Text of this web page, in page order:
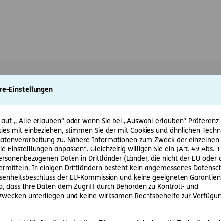
Einstellungen
„ Alle erlauben“ oder wenn Sie bei „Auswahl erlauben“
mit einbeziehen, stimmen Sie der mit Cookies und ähnlichen
zu. Nähere Informationen zum Zweck der einzelnen
Einstelllungen anpassen“. Gleichzeitig willigen Sie ein (Art. 49 Abs. 1
Daten in Drittländer (Länder, die nicht der EU oder
In einigen Drittländern besteht kein angemessenes
der EU-Kommission und keine geeigneten
dass Ihre Daten dem Zugriff durch Behörden zu Kontroll- und
unterliegen und keine wirksamen Rechtsbehelfe zur
Versicherung AG zum Zweck der Vereinbarung eines
von Versicherungsprodukten kontaktieren darf.
der ERGO Versicherung AG erhalten und damit über
kann jederzeit ohne Angabe von Gründen durch
widerrufen werden. Der Widerruf wirkt für zukünftige
und zu Ihren Rechten als Betroffene finden Sie im